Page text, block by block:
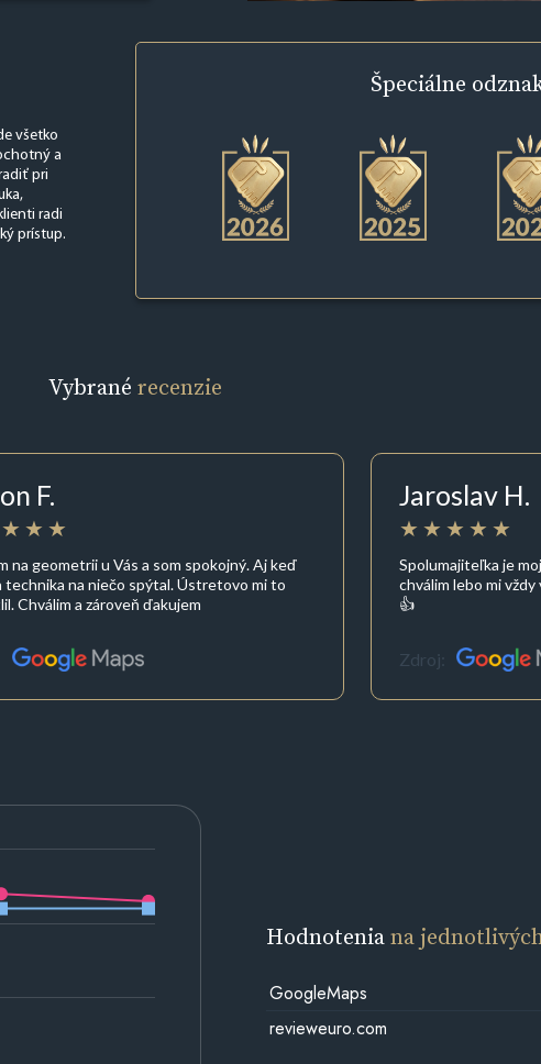
všetko
a
pri
radi
prístup.
Špeciálne
Vybrané recenzie
F.
na geometrii u Vás a som spokojný. Aj keď
technika na niečo spýtal. Ústretovo mi to
Chválim a zároveň ďakujem
Jaroslav H.
Spolumajiteľka je
chválim lebo mi
👍
Zdroj:
Hodnoteniana
GoogleMaps
revieweuro.com